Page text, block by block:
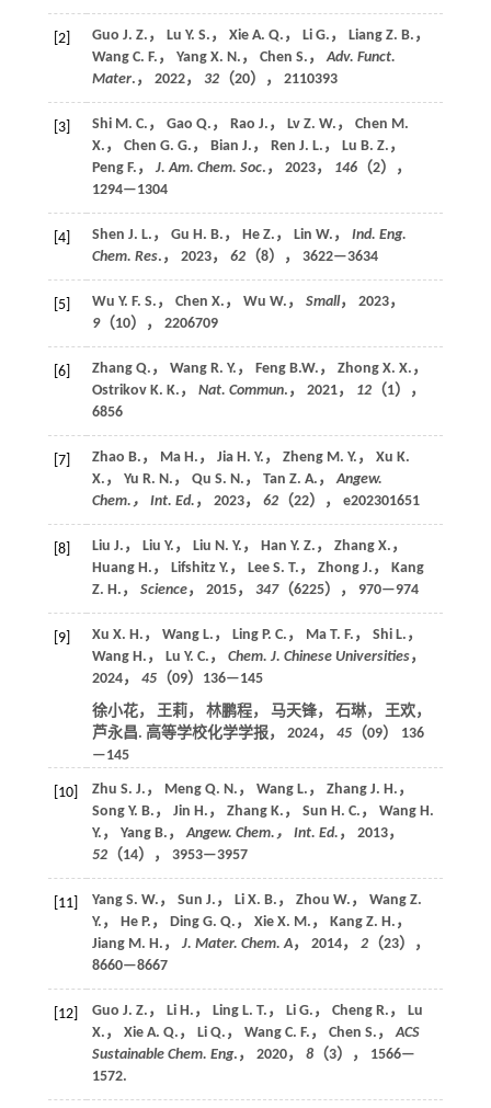
[2]
Guo J. Z.， Lu Y. S.， Xie A. Q.， Li G.， Liang Z. B.，
Wang C. F.， Yang X. N.， Chen S.，Adv. Funct.
Mater.， 2022， 32（20）， 2110393
[3]
Shi M. C.， Gao Q.， Rao J.， Lv Z. W.， Chen M.
X.， Chen G. G.， Bian J.， Ren J. L.， Lu B. Z.，
Peng F.， J. Am. Chem. Soc.， 2023， 146（2），
1294—1304
[4] Shen J. L.， Gu H. B.， He Z.， Lin W.， Ind. Eng.
Chem. Res.， 2023， 62（8）， 3622—3634
[5] Wu Y. F. S.， Chen X.， Wu W.， Small， 2023，
9（10）， 2206709
[6]
Zhang Q.， Wang R. Y.， Feng B.W.， Zhong X. X.，
Ostrikov K. K.， Nat. Commun.， 2021， 12（1），
6856
[7]
Zhao B.， Ma H.， Jia H. Y.， Zheng M. Y.， Xu K.
X.， Yu R. N.， Qu S. N.， Tan Z. A.，Angew.
Chem.， Int. Ed. ， 2023， 62（22）， e202301651
[8]
Liu J.， Liu Y.， Liu N. Y.， Han Y. Z.， Zhang X.，
Huang H.， Lifshitz Y.， Lee S. T.， Zhong J.， Kang
Z. H.， Science， 2015， 347（6225）， 970—974
[9]
Xu X. H.， Wang L.， Ling P. C.， Ma T. F.， Shi L.，
Wang H.， Lu Y. C.， Chem. J. Chinese Universities，
2024， 45（09）136—145
徐小花， 王莉， 林鹏程， 马天锋， 石琳， 王欢，
芦永昌. 高等学校化学学报， 2024， 45（09） 136
—145
[10]
Zhu S. J.， Meng Q. N.， Wang L.， Zhang J. H.，
Song Y. B.， Jin H.， Zhang K.， Sun H. C.， Wang H.
Y.， Yang B.，Angew. Chem.， Int. Ed. ， 2013，
52（14）， 3953—3957
[11]
Yang S. W.， Sun J.， Li X. B.， Zhou W.， Wang Z.
Y.， He P.， Ding G. Q.， Xie X. M.， Kang Z. H.，
Jiang M. H.， J. Mater. Chem. A， 2014， 2（23），
8660—8667
[12]
Guo J. Z.， Li H.， Ling L. T.， Li G.， Cheng R.， Lu
X.， Xie A. Q.， Li Q.， Wang C. F.， Chen S.，ACS
Sustainable Chem. Eng.， 2020， 8（3）， 1566—
1572.